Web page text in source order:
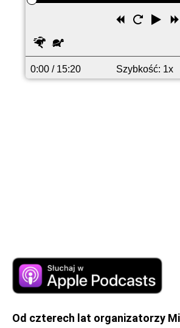
Przewiń
Szybciej
0:00 / 15:20 Szybkość: 1x
Od czterech lat organizatorzy